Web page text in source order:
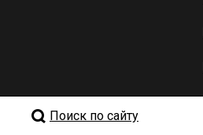
Поиск по сайту